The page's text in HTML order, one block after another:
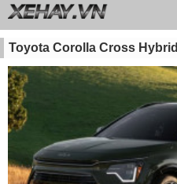
Toyota Corolla Cross Hybrid